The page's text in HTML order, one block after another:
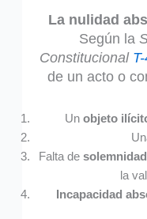
La nulidad
Según la
Constitucional
de un acto o
Un objeto
Falta de
la
Incapacidad